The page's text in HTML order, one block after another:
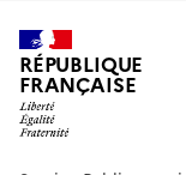
RÉPUBLIQUE
FRANÇAISE